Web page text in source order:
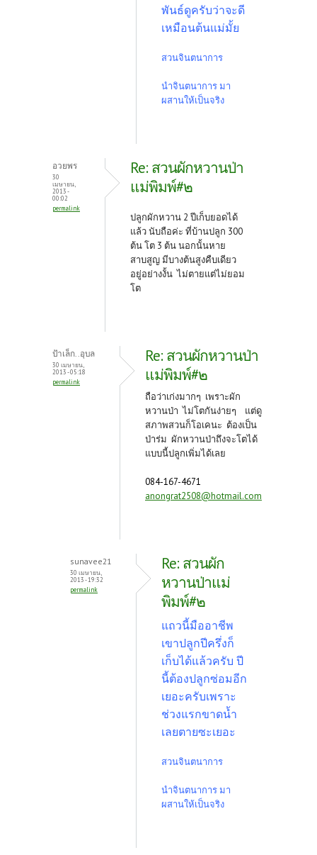
พันธ์ดูครับว่าจะดี
เหมือนต้นแม่มั้ย
สวนจินตนาการ
นำจินตนาการ มา
ผสานให้เป็นจริง
อวยพร
30
เมษายน,
2013 -
00:02
permalink
Re: สวนผักหวานป่า
แม่พิมพ์#๒
ปลูกผักหวาน 2 ปีเก็บยอดได้
แล้ว นับถือค่ะ ที่บ้านปลูก 300
ต้น โต 3 ต้น นอกนั้นหาย
สาบสูญ มีบางต้นสูงคืบเดียว
อยู่อย่างงั้น ไม่ตายแต่ไม่ยอม
โต
ป้าเล็ก..อุบล
30 เมษายน,
2013 - 05:18
permalink
Re: สวนผักหวานป่า
แม่พิมพ์#๒
ถือว่าเก่งมากๆ เพราะผัก
หวานป่า ไม่โตกันง่ายๆ แต่ดู
สภาพสวนก็โอเคนะ ต้องเป็น
ป่าร่ม ผักหวานป่าถึงจะโตได้
แบบนี้ปลูกเพิ่มได้เลย
084-167-4671
anongrat2508@hotmail.com
sunavee21
30 เมษายน,
2013 - 19:32
permalink
Re: สวนผัก
หวานป่าแม่
พิมพ์#๒
แถวนี้มืออาชีพ
เขาปลูกปีครึ่งก็
เก็บได้แล้วครับ ปี
นี้ต้องปลูกซ่อมอีก
เยอะครับเพราะ
ช่วงแรกขาดน้ำ
เลยตายซะเยอะ
สวนจินตนาการ
นำจินตนาการ มา
ผสานให้เป็นจริง